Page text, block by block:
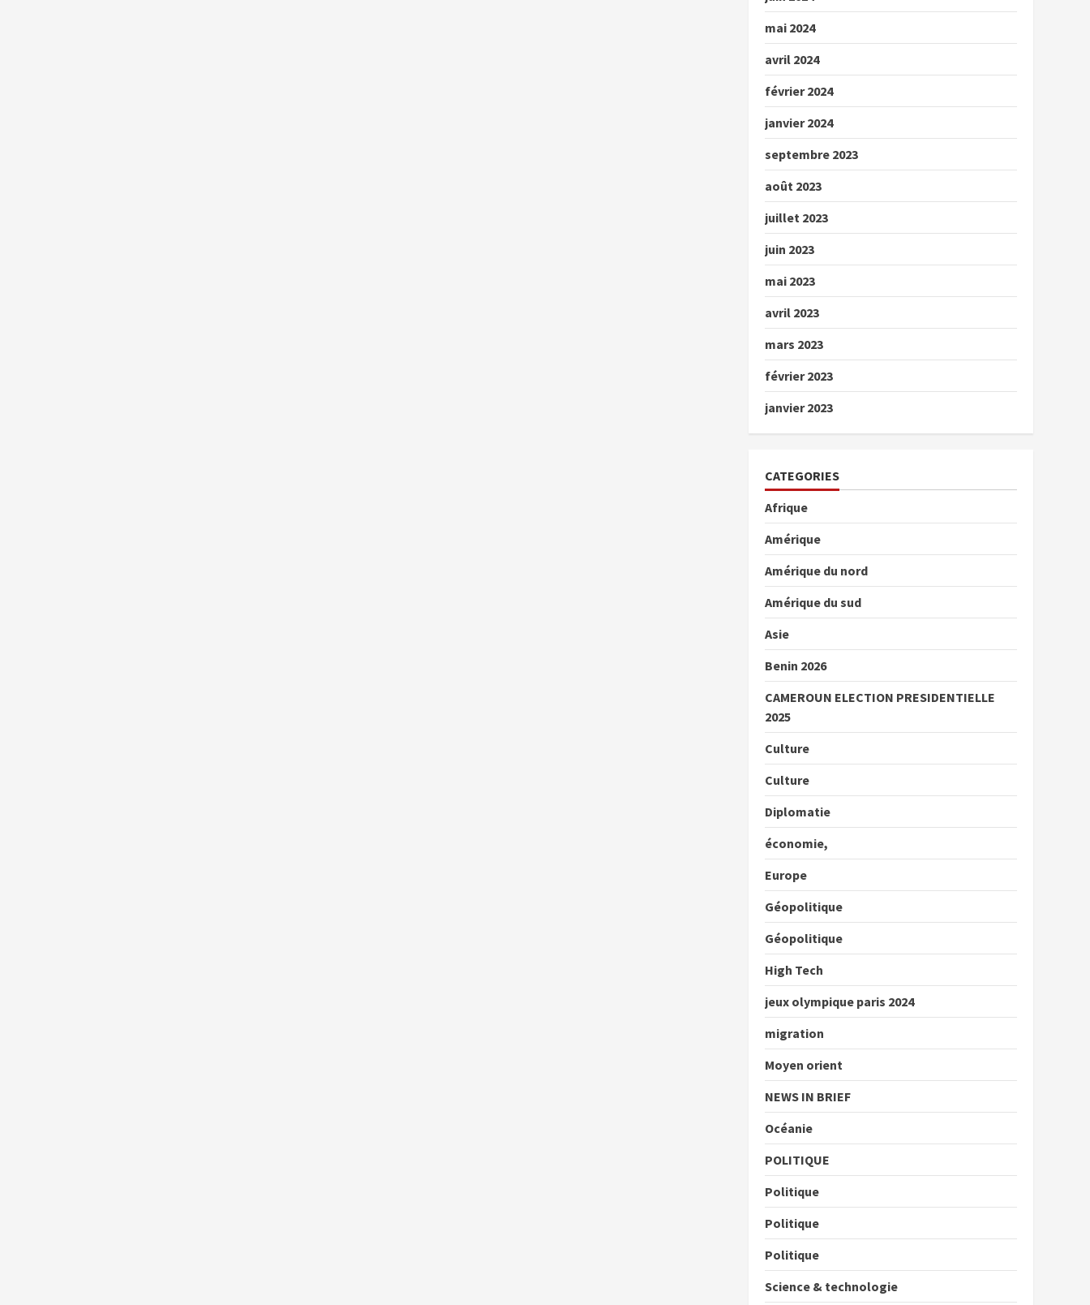
mai 2024
avril 2024
février 2024
janvier 2024
septembre 2023
août 2023
juillet 2023
juin 2023
mai 2023
avril 2023
mars 2023
février 2023
janvier 2023
CATEGORIES
Afrique
Amérique
Amérique du nord
Amérique du sud
Asie
Benin 2026
CAMEROUN ELECTION PRESIDENTIELLE
2025
Culture
Culture
Diplomatie
économie,
Europe
Géopolitique
Géopolitique
High Tech
jeux olympique paris 2024
migration
Moyen orient
NEWS IN BRIEF
Océanie
POLITIQUE
Politique
Politique
Politique
Science & technologie